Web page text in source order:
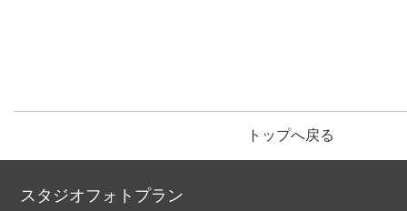
トップへ戻る
スタジオフォトプラン